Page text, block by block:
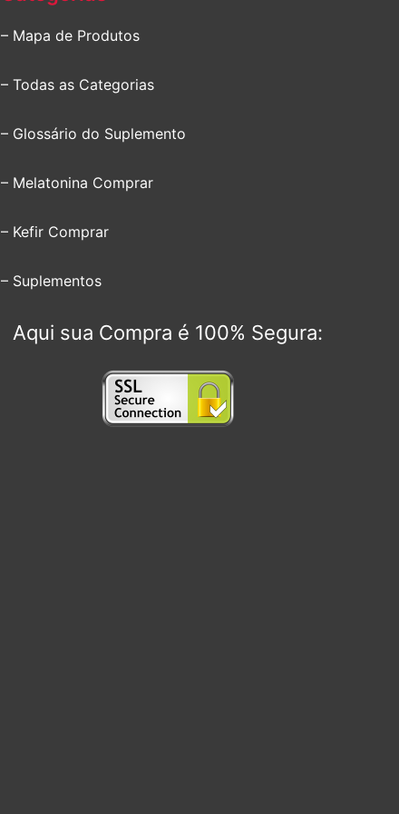
– Mapa de Produtos
– Todas as Categorias
– Glossário do Suplemento
– Melatonina Comprar
– Kefir Comprar
– Suplementos
Aqui sua Compra é 100% Segura: